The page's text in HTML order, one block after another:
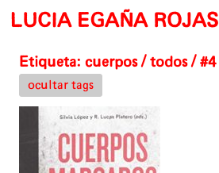
Skip
content
LUCIA EGAÑA ROJAS
Etiqueta: cuerpos/ todos / #4
ocultar tags